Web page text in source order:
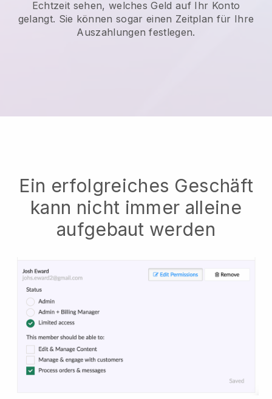
Echtzeit sehen, welches Geld auf Ihr Konto
gelangt. Sie können sogar einen Zeitplan für Ihre
Auszahlungen festlegen.
Ein erfolgreiches Geschäft
kann nicht immer alleine
aufgebaut werden